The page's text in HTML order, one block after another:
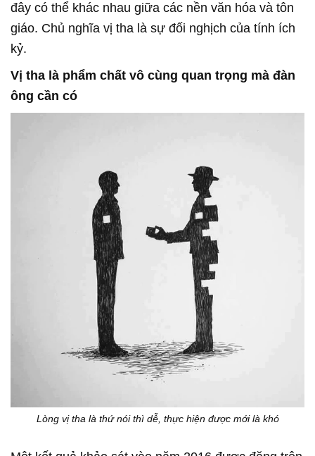
đây có thể khác nhau giữa các nền văn hóa và tôn
giáo. Chủ nghĩa vị tha là sự đối nghịch của tính ích
kỷ.
Vị tha là phẩm chất vô cùng quan trọng mà đàn
ông cần có
Lòng vị tha là thứ nói thì dễ, thực hiện được mới là khó